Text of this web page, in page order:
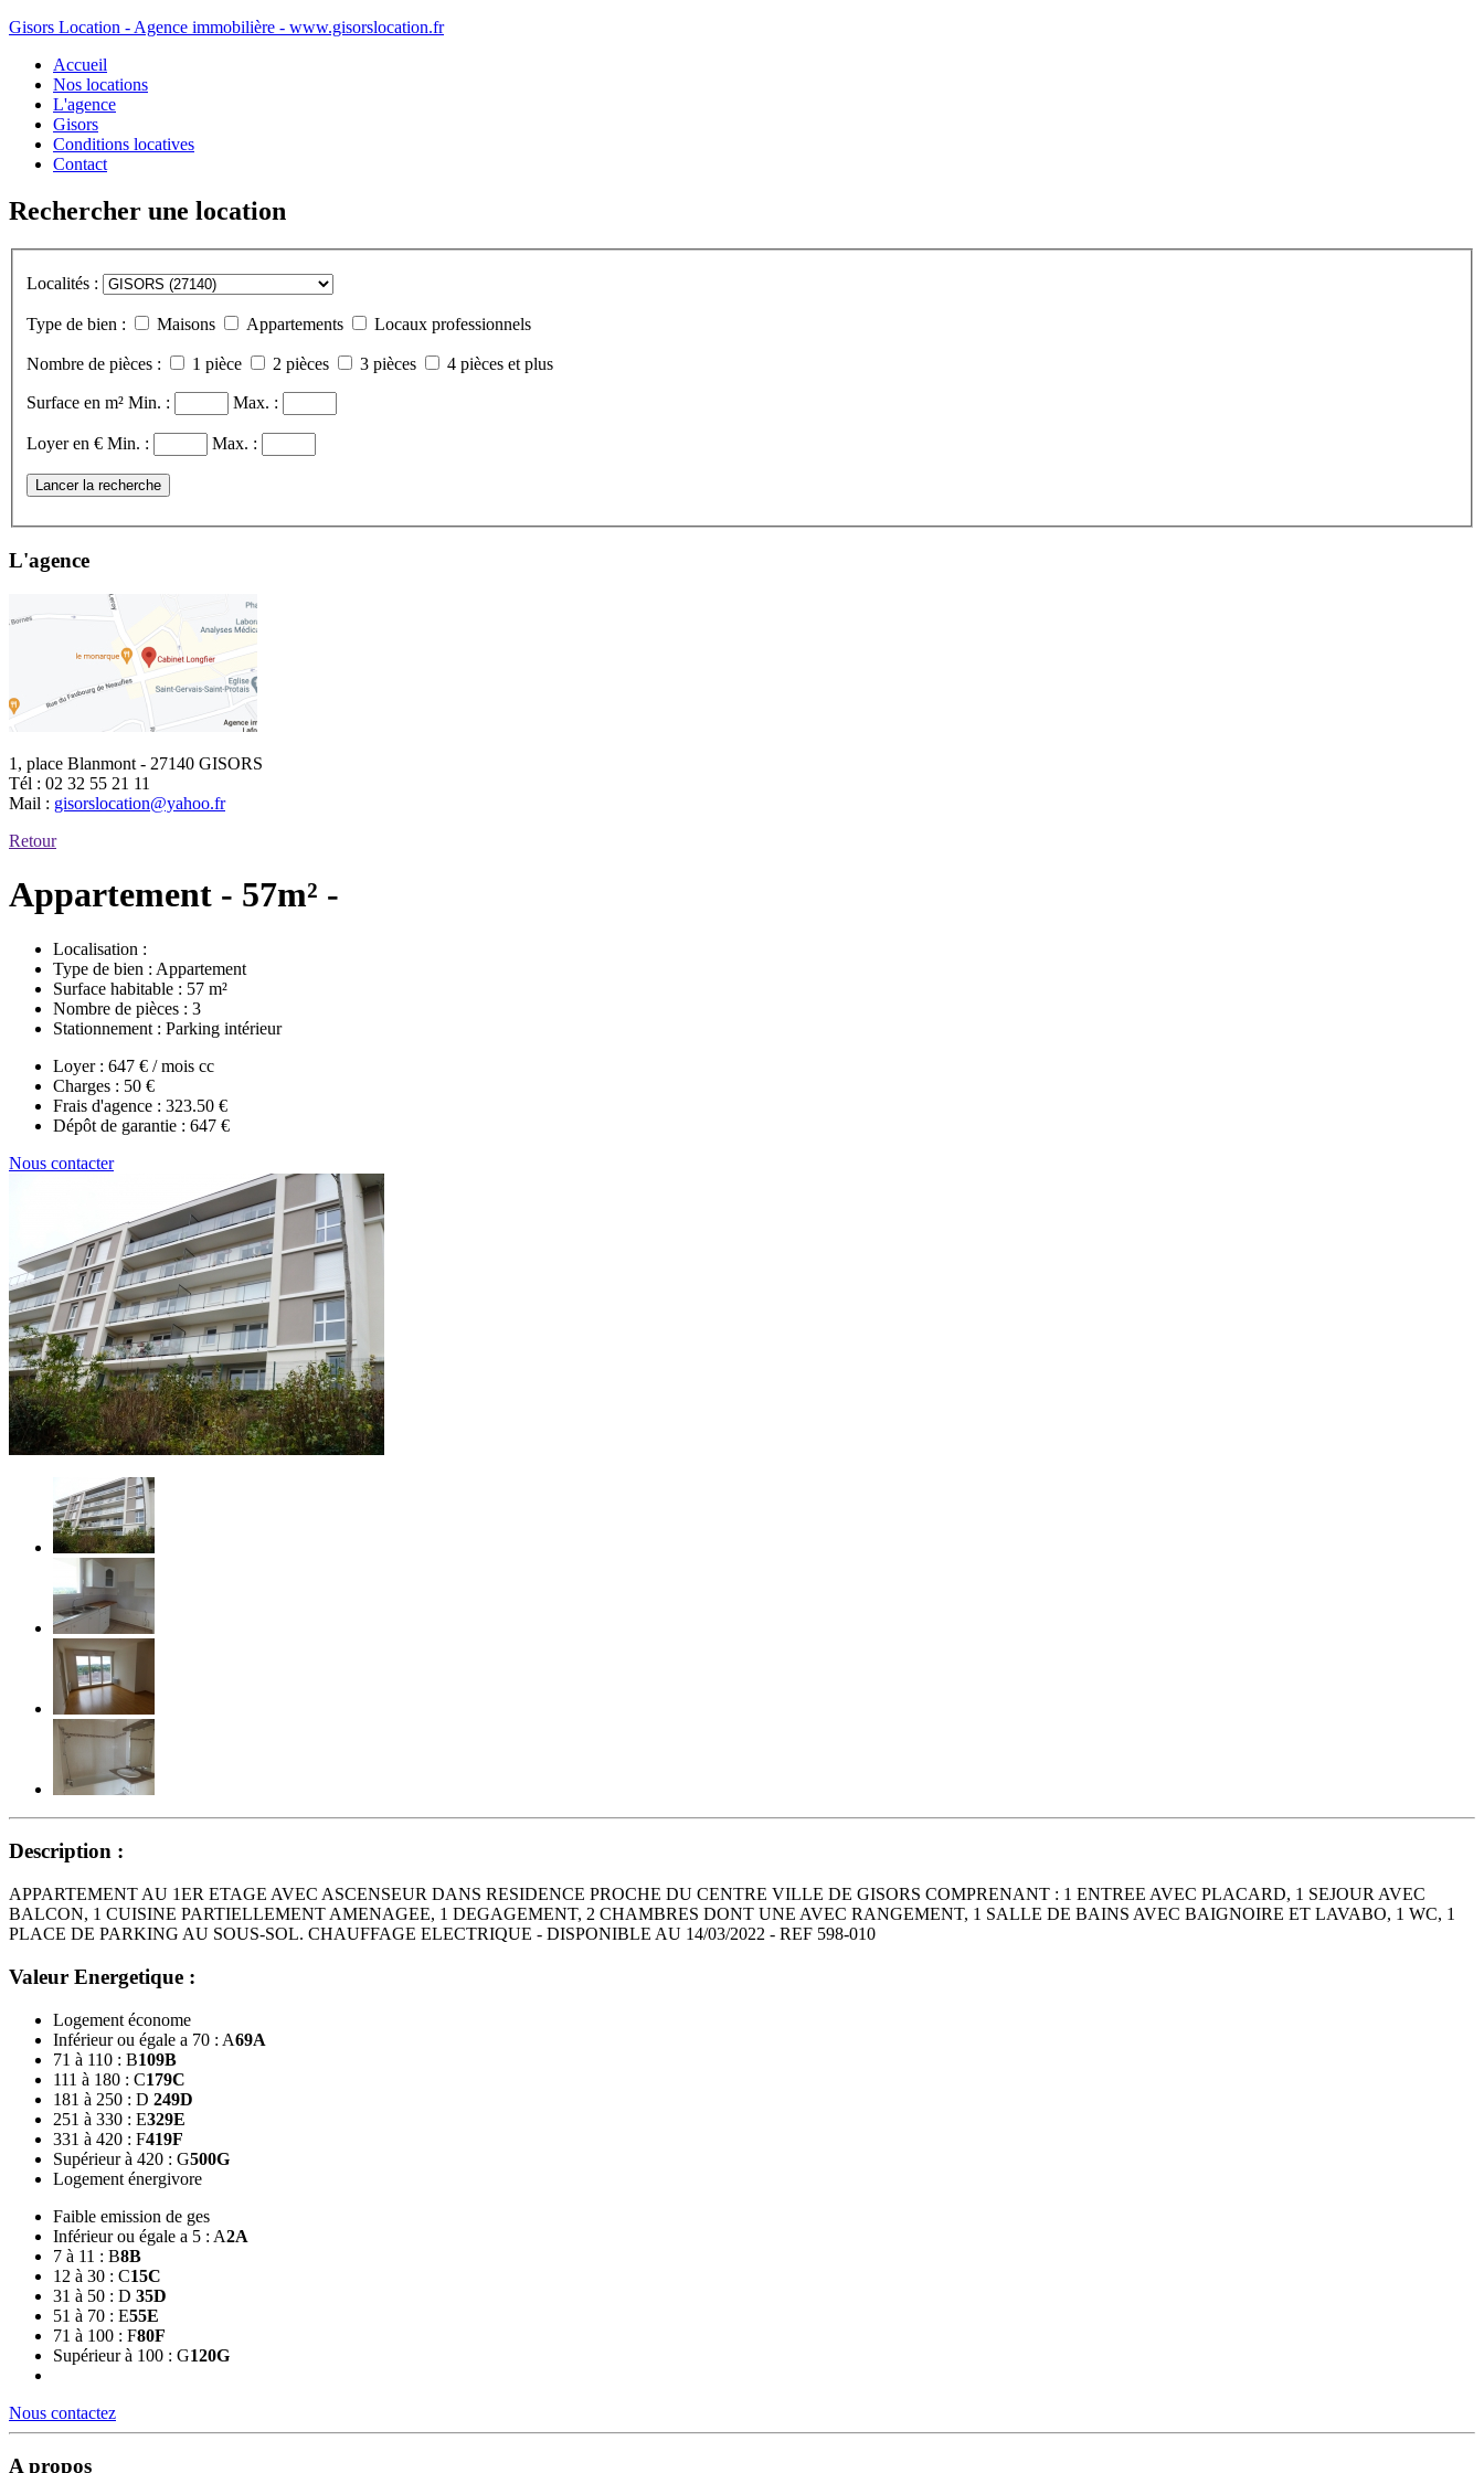
Gisors Location - Agence immobilière - www.gisorslocation.fr
Accueil
Nos locations
L'agence
Gisors
Conditions locatives
Contact
Rechercher une location
Localités :
Type de bien : Maisons Appartements Locaux professionnels
Nombre de pièces : 1 pièce 2 pièces 3 pièces 4 pièces et plus
Surface en m² Min. : Max. :
Loyer en € Min. : Max. :
Lancer la recherche
L'agence
1, place Blanmont - 27140 GISORS
Tél : 02 32 55 21 11
Mail : gisorslocation@yahoo.fr
Retour
Appartement - 57m² -
Localisation :
Type de bien : Appartement
Surface habitable : 57 m²
Nombre de pièces : 3
Stationnement : Parking intérieur
Loyer : 647 € / mois cc
Charges : 50 €
Frais d'agence : 323.50 €
Dépôt de garantie : 647 €
Nous contacter
Description :
APPARTEMENT AU 1ER ETAGE AVEC ASCENSEUR DANS RESIDENCE PROCHE DU CENTRE VILLE DE GISORS COMPRENANT : 1 ENTREE AVEC PLACARD, 1 SEJOUR AVEC
BALCON, 1 CUISINE PARTIELLEMENT AMENAGEE, 1 DEGAGEMENT, 2 CHAMBRES DONT UNE AVEC RANGEMENT, 1 SALLE DE BAINS AVEC BAIGNOIRE ET LAVABO, 1 WC, 1
PLACE DE PARKING AU SOUS-SOL. CHAUFFAGE ELECTRIQUE - DISPONIBLE AU 14/03/2022 - REF 598-010
Valeur Energetique :
Logement économe
Inférieur ou égale a 70 : A69A
71 à 110 : B109B
111 à 180 : C179C
181 à 250 : D 249D
251 à 330 : E329E
331 à 420 : F419F
Supérieur à 420 : G500G
Logement énergivore
Faible emission de ges
Inférieur ou égale a 5 : A2A
7 à 11 : B8B
12 à 30 : C15C
31 à 50 : D 35D
51 à 70 : E55E
71 à 100 : F80F
Supérieur à 100 : G120G
Nous contactez
A propos